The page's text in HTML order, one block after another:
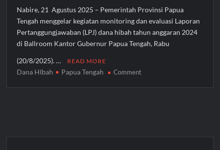
Nabire, 21 Agustus 2025 – Pemerintah Provinsi Papua
Tengah menggelar kegiatan monitoring dan evaluasi Laporan
Pertanggungjawaban (LPJ) dana hibah tahun anggaran 2024
di Ballroom Kantor Gubernur Papua Tengah, Rabu
(20/8/2025). … READ MORE
Dana HIbah Papua Tengah Commenton